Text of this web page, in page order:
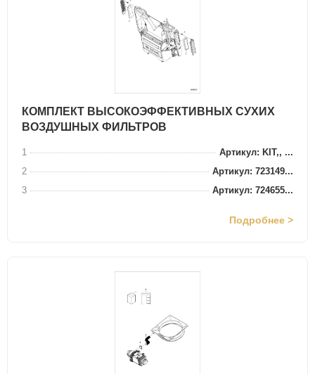
КОМПЛЕКТ ВЫСОКОЭФФЕКТИВНЫХ СУХИХ
ВОЗДУШНЫХ ФИЛЬТРОВ
1
Артикул: KIT,, ...
2
Артикул: 723149...
3
Артикул: 724655...
Подробнее >